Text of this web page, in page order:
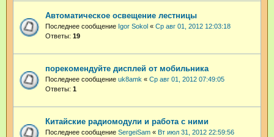
Автоматическое освещение лестницы
Последнее сообщение Igor Sokol « Ср авг 01, 2012 12:03:18
Ответы: 19
порекомендуйте дисплей от мобильника
Последнее сообщение uk8amk « Ср авг 01, 2012 07:49:05
Ответы: 1
Китайские радиомодули и работа с ними
Последнее сообщение SergeiSam « Вт июл 31, 2012 22:59:56